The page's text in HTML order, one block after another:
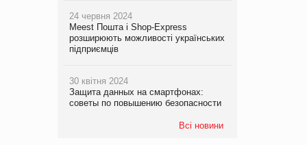
24 червня 2024
Meest Пошта і Shop-Express
розширюють можливості українських
підприємців
30 квітня 2024
Защита данных на смартфонах:
советы по повышению безопасности
Всі новини